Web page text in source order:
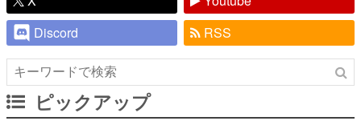
ピックアップ
電ファミのいま読まれている記事ランキング
アプリセール情報